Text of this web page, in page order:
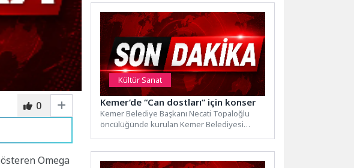
0
Omega
Kültür Sanat
Kemer’de “Can dostları” için konser
Kemer Belediye Başkanı Necati Topaloğlu
öncülüğünde kurulan Kemer Belediyesi